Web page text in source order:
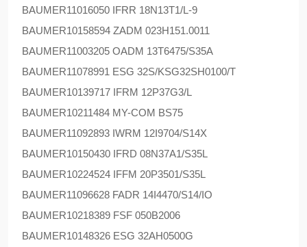
BAUMER11016050 IFRR 18N13T1/L-9
BAUMER10158594 ZADM 023H151.0011
BAUMER11003205 OADM 13T6475/S35A
BAUMER11078991 ESG 32S/KSG32SH0100/T
BAUMER10139717 IFRM 12P37G3/L
BAUMER10211484 MY-COM BS75
BAUMER11092893 IWRM 12I9704/S14X
BAUMER10150430 IFRD 08N37A1/S35L
BAUMER10224524 IFFM 20P3501/S35L
BAUMER11096628 FADR 14I4470/S14/IO
BAUMER10218389 FSF 050B2006
BAUMER10148326 ESG 32AH0500G